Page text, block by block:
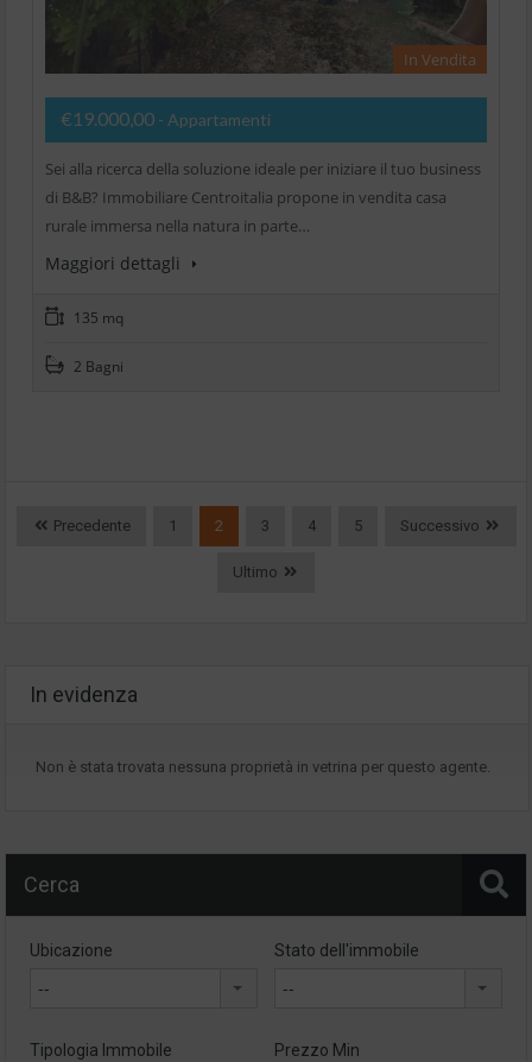
In Vendita
€19.000,00 - Appartamenti
Sei alla ricerca della soluzione ideale per iniziare il tuo business
di B&B? Immobiliare Centroitalia propone in vendita casa
rurale immersa nella natura in parte…
Maggiori dettagli
135 mq
2 Bagni
Precedente 1 2 3 4 5 Successivo
Ultimo
In evidenza
Non è stata trovata nessuna proprietà in vetrina per questo agente.
Cerca
Ubicazione
--
Stato dell'immobile
--
Tipologia Immobile Prezzo Min